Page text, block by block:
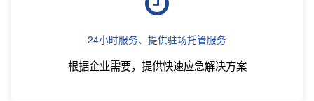
24小时服务、提供驻场托管服务
根据企业需要，提供快速应急解决方案